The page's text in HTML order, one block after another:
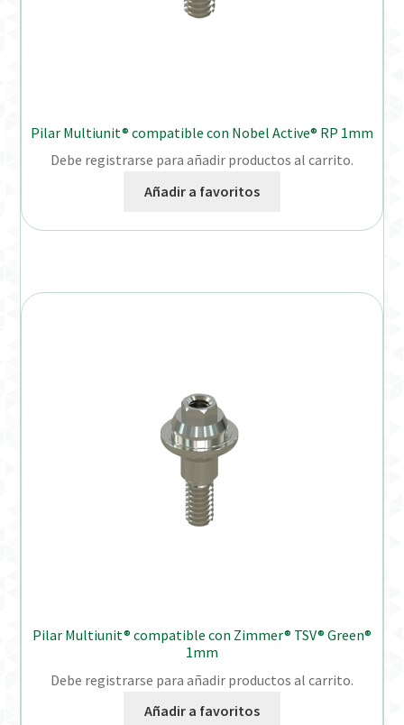
Pilar Multiunit® compatible con Nobel Active® RP 1mm
Debe registrarse para añadir productos al carrito.
Añadir a favoritos
Pilar Multiunit® compatible con Zimmer® TSV® Green®
1mm
Debe registrarse para añadir productos al carrito.
Añadir a favoritos